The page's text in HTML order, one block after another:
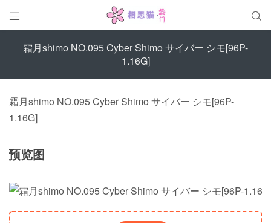
 
霜月shimo NO.095 Cyber Shimo サイバー シモ[96P-
1.16G]
霜月shimo NO.095 Cyber Shimo サイバー シモ[96P-
1.16G]
预览图